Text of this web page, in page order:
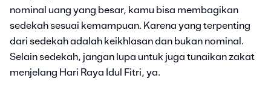
nominal uang yang besar, kamu bisa membagikan
sedekah sesuai kemampuan. Karena yang terpenting
dari sedekah adalah keikhlasan dan bukan nominal.
Selain sedekah, jangan lupa untuk juga tunaikan zakat
menjelang Hari Raya Idul Fitri, ya.